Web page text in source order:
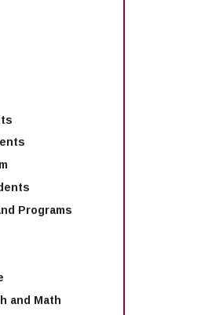
Programs
and Math